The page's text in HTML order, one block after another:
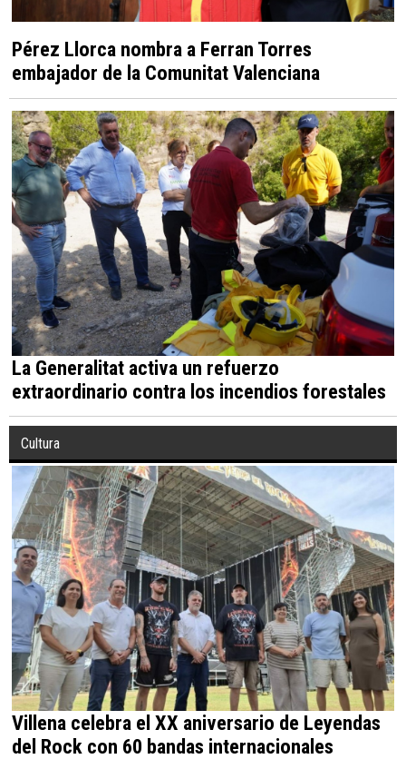
Pérez Llorca nombra a Ferran Torres
embajador de la Comunitat Valenciana
La Generalitat activa un refuerzo
extraordinario contra los incendios forestales
Cultura
Villena celebra el XX aniversario de Leyendas
del Rock con 60 bandas internacionales